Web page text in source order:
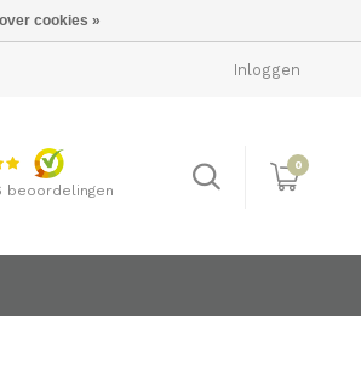
Inloggen
beoordelingen
0
cookies »